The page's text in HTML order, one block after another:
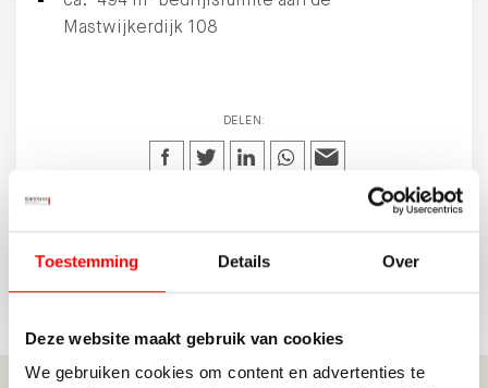
Toestemming Details Over
Deze website maakt gebruik van cookies
We gebruiken cookies om content en advertenties te
Mastwijkerdijk 108
DELEN:
TERUG NAAR OVERZICHT